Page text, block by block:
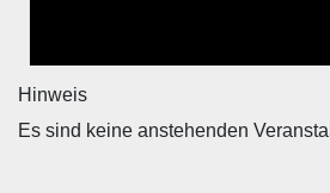
Hinweis
Es sind keine anstehenden